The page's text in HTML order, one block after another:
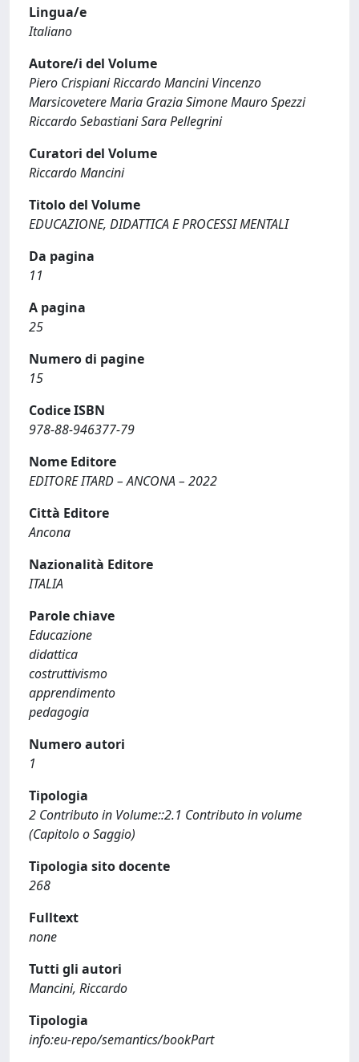
Lingua/e
Italiano
Autore/i del Volume
Piero Crispiani Riccardo Mancini Vincenzo
Marsicovetere Maria Grazia Simone Mauro Spezzi
Riccardo Sebastiani Sara Pellegrini
Curatori del Volume
Riccardo Mancini
Titolo del Volume
EDUCAZIONE, DIDATTICA E PROCESSI MENTALI
Da pagina
11
A pagina
25
Numero di pagine
15
Codice ISBN
978-88-946377-79
Nome Editore
EDITORE ITARD – ANCONA – 2022
Città Editore
Ancona
Nazionalità Editore
ITALIA
Parole chiave
Educazione
didattica
costruttivismo
apprendimento
pedagogia
Numero autori
1
Tipologia
2 Contributo in Volume::2.1 Contributo in volume
(Capitolo o Saggio)
Tipologia sito docente
268
Fulltext
none
Tutti gli autori
Mancini, Riccardo
Tipologia
info:eu-repo/semantics/bookPart